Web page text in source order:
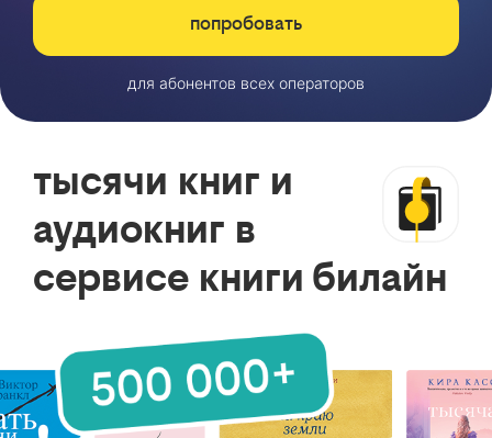
попробовать
для абонентов всех операторов
тысячи книг и
аудиокниг в
сервисе книги билайн